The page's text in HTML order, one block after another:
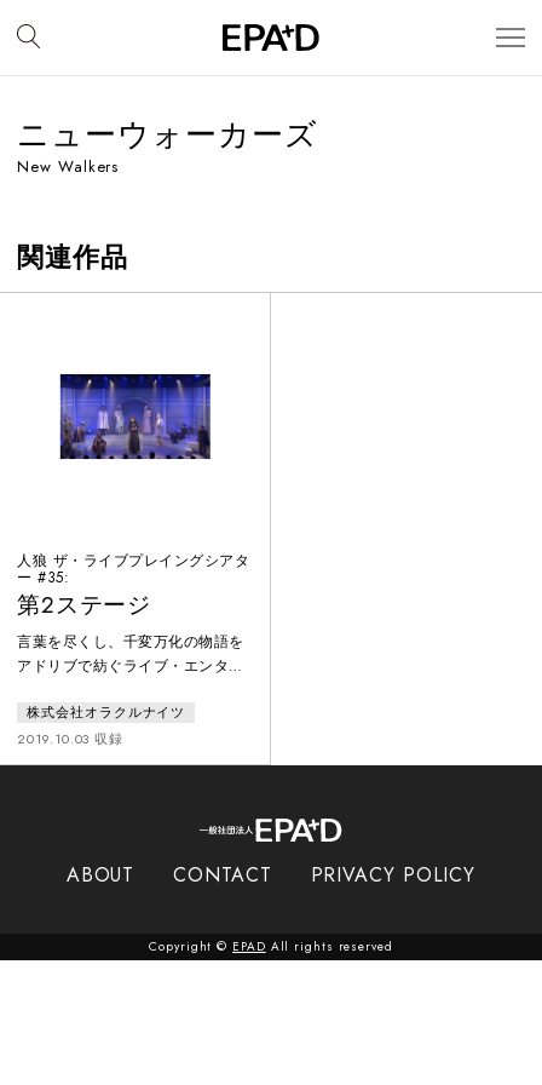
ニューウォーカーズ
New Walkers
関連作品
人狼 ザ・ライブプレイングシアタ
ー #35:
第2ステージ
言葉を尽くし、千変万化の物語を
アドリブで紡ぐライブ・エンター
グのみ。俳優はパーティーゲーム
「人狼」のルールを用いて、人間
vs 人狼の戦いを即興で繰り広げ
で、4つの種族が種の存亡をかけ
人狼を、人間は処刑できるのか？
株式会社オラクルナイツ
2019.10.03 収録
ABOUT CONTACT PRIVACY POLICY
Copyright © EPAD All rights reserved